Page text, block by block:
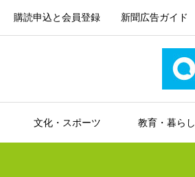
購読申込と会員登録 新聞広告ガイド
文化・スポーツ 教育・暮らし